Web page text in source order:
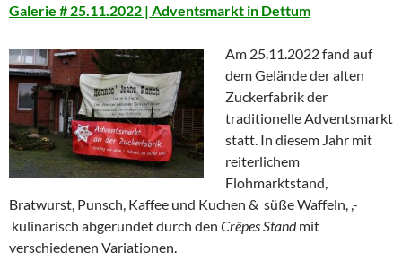
Galerie # 25.11.2022 | Adventsmarkt in Dettum
Am 25.11.2022 fand auf
dem Gelände der alten
Zuckerfabrik der
traditionelle Adventsmarkt
statt. In diesem Jahr mit
reiterlichem
Flohmarktstand,
Bratwurst, Punsch, Kaffee und Kuchen & süße Waffeln, ,-
kulinarisch abgerundet durch den Crêpes Standmit
verschiedenen Variationen.